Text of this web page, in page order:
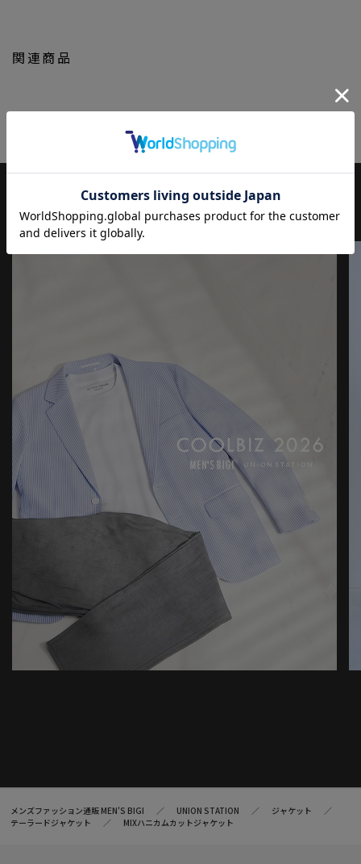
※屋外での撮影画像は光の加減で、実際の商品より明るく見える
商品の色味は生地アップ・スタジオ撮影の画像をご参考下さい。
工、サイズが若干異なる場合がございます。
※他のキャンペーンにより、期間中に価格が変動する場合があり
ます。※セールは予告なく終了させていただく場合もあります。
関連商品
JOURNAL もっと
メンズファッション通販 MEN'S BIGI UNION STATION
ジャケット
テーラードジャケット
MIXハニカムカットジャケット